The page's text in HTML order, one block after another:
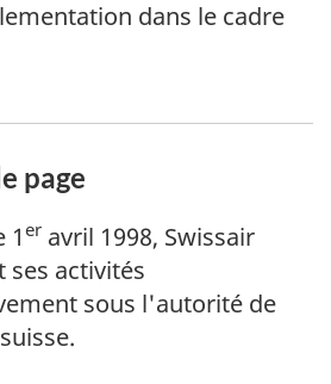
dans le cadre
de bas de page
page
1 er avril 1998, Swissair
ses activités
sous l'autorité de
de la note de bas de